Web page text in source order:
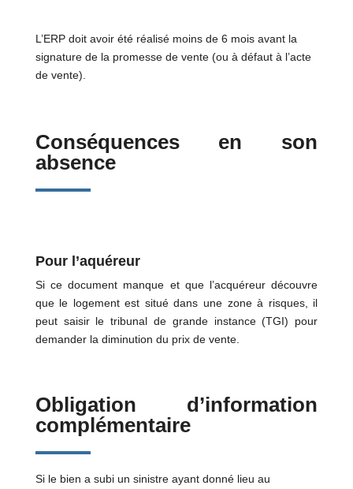
L’ERP doit avoir été réalisé moins de 6 mois avant la
signature de la promesse de vente (ou à défaut à l’acte
de vente).
Conséquences en son
absence
Pour l’aquéreur
Si ce document manque et que l’acquéreur découvre
que le logement est situé dans une zone à risques, il
peut saisir le tribunal de grande instance (TGI) pour
demander la diminution du prix de vente.
Obligation d’information
complémentaire
Si le bien a subi un sinistre ayant donné lieu au